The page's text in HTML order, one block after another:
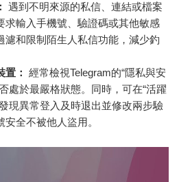
遇到不明來源的私信、連結或檔案
求輸入手機號、驗證碼或其他敏感
濾和限制陌生人私信功能，減少釣
： 經常檢視Telegram的“隱私與安
處於最嚴格狀態。同時，可在“活躍
現異常登入及時退出並修改兩步驗
全不被他人盜用。